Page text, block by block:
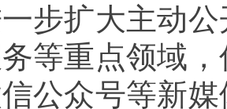
步扩大主动
等重点领域
公众号等新